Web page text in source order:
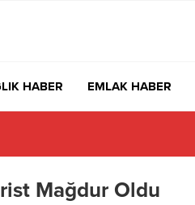
HABER EMLAK HABER
Mağdur Oldu